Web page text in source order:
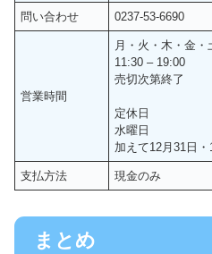
問い合わせ 0237-53-6690
営業時間
月・火・木・金・
11:30 – 19:00
売切次第終了
定休日
水曜日
加えて12月31日・
支払方法 現金のみ
まとめ